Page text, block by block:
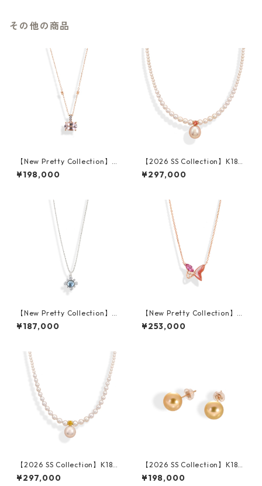
その他の商品
【New Pretty Collection】K1
8PG Morganite Pendant
¥198,000
【2026 SS Collection】K18Y
G Fresh Water Pearl Orang
e Sapphire Necklace
¥297,000
【New Pretty Collection】K1
8WG Blue Topaz Pendant
¥187,000
【New Pretty Collection】K1
8PG Shell Pink Sapphire Nec
klace
¥253,000
【2026 SS Collection】K18Y
G Fresh Water Pearl Yellow
Sapphire Necklace
¥297,000
【2026 SS Collection】K18P
G Golden Pearl Pierced Earr
ings
¥198,000